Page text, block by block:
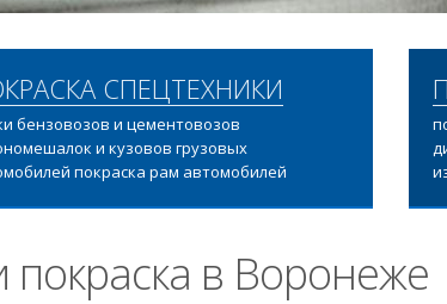
СПЕЦТЕХНИКИ
бензовозов и цементовозов
и кузовов грузовых
покраска рам автомобилей
покраска в Воронеже